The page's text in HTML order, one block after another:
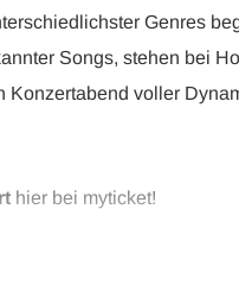
Genres
Songs, stehen bei
Konzertabend voller
hier bei myticket!